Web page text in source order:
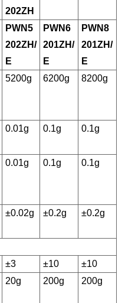
202ZH
PWN5
202ZH/
E
PWN6
201ZH/
E
PWN8
201ZH/
E
5200g 6200g 8200g
0.01g 0.1g 0.1g
0.01g 0.1g 0.1g
±0.02g ±0.2g ±0.2g
±3 ±10
±10
20g 200g 200g